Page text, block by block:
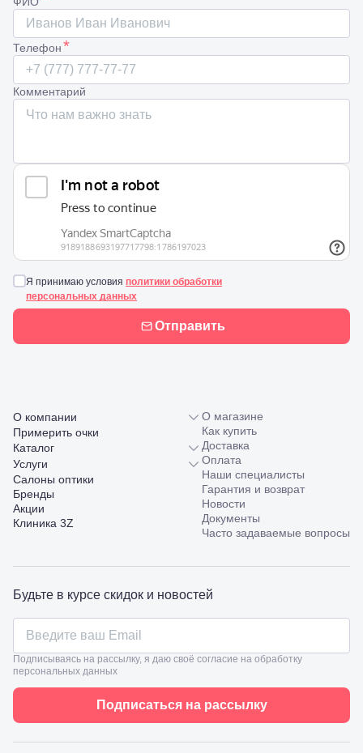
Телефон*
Комментарий
Я принимаю условия политики обработки
персональных данных
Отправить
О компании
Примерить очки
Каталог
Услуги
Салоны оптики
Бренды
Акции
Клиника 3Z
О магазине
Как купить
Доставка
Оплата
Наши специалисты
Гарантия и возврат
Новости
Документы
Часто задаваемые вопросы
Будьте в курсе скидок и новостей
Подписываясь на рассылку, я даю своё согласие на обработку
персональных данных
Подписаться на рассылку